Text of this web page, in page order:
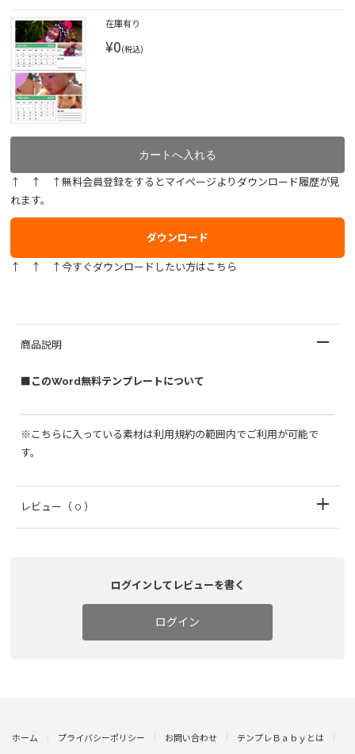
在庫有り
¥0(税込)
↑ ↑ ↑無料会員登録をするとマイページよりダウンロード履歴が見
れます。
ダウンロード
↑ ↑ ↑今すぐダウンロードしたい方はこちら
商品説明
■このWord無料テンプレートについて
※こちらに入っている素材は利用規約の範囲内でご利用が可能で
す。
レビュー （ 0 ）
ログインしてレビューを書く
ログイン
ホーム プライバシーポリシー お問い合わせ テンプレＢａｂｙとは